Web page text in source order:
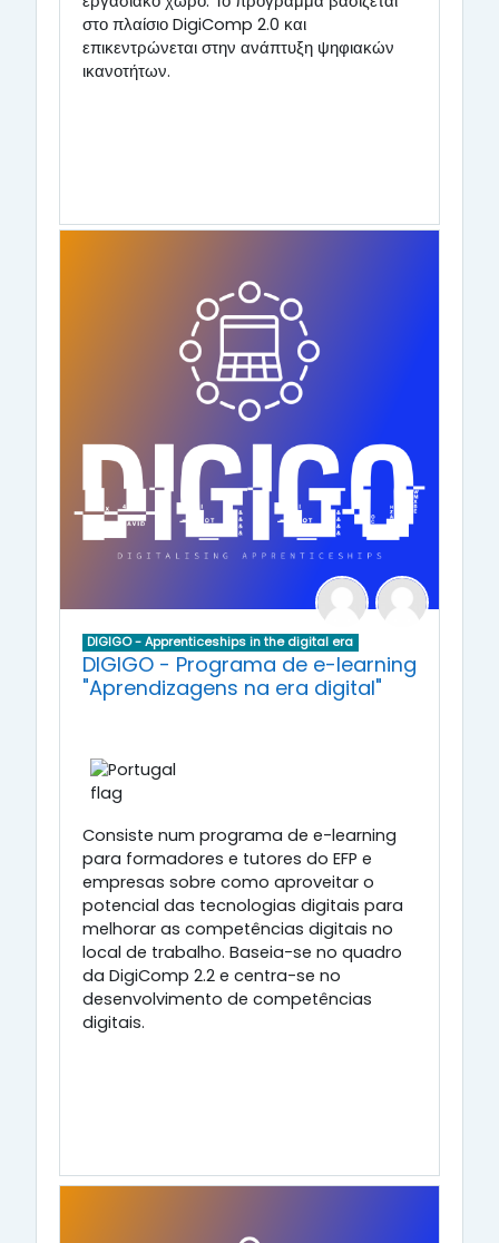
στο πλαίσιο DigiComp 2.0 και
επικεντρώνεται στην ανάπτυξη ψηφιακών
ικανοτήτων.
DIGIGO - Apprenticeships in the digital era
DIGIGO - Programa de e-learning
"Aprendizagens na era digital"
Consiste num programa de e-learning
para formadores e tutores do EFP e
empresas sobre como aproveitar o
potencial das tecnologias digitais para
melhorar as competências digitais no
local de trabalho. Baseia-se no quadro
da DigiComp 2.2 e centra-se no
desenvolvimento de competências
digitais.